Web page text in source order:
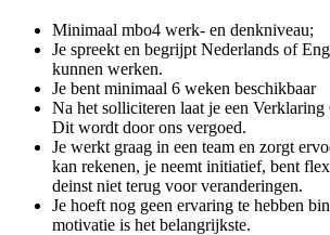
Minimaal mbo4 werk- en denkniveau;
Je spreekt en begrijpt Nederlands of
kunnen werken.
Je bent minimaal 6 weken beschikbaar
Na het solliciteren laat je een
Dit wordt door ons vergoed.
Je werkt graag in een team en zorgt
kan rekenen, je neemt initiatief, bent
deinst niet terug voor veranderingen.
Je hoeft nog geen ervaring te hebben
motivatie is het belangrijkste.